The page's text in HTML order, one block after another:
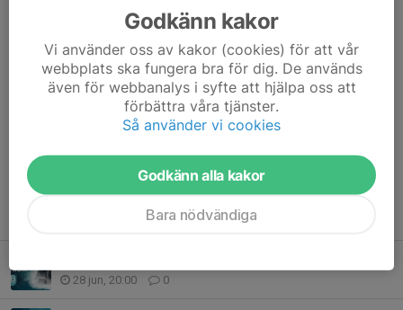
Solsemestereller Skidsemester
Chips ellerGodis
Landsbygd eller Storstad
28 jun, 20:00 0
Godkänn kakor
Vi använder oss av kakor (cookies) för att vår
webbplats ska fungera bra för dig. De används
även för webbanalys i syfte att hjälpa oss att
förbättra våra tjänster.
Så använder vi cookies
Godkänn alla kakor
Bara nödvändiga